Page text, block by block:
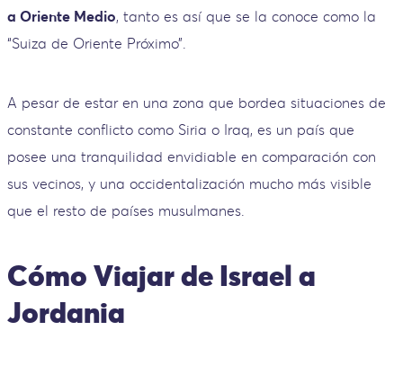
a Oriente Medio, tanto es así que se la conoce como la
“Suiza de Oriente Próximo”.
A pesar de estar en una zona que bordea situaciones de
constante conflicto como Siria o Iraq, es un país que
posee una tranquilidad envidiable en comparación con
sus vecinos, y una occidentalización mucho más visible
que el resto de países musulmanes.
Cómo Viajar de Israel a
Jordania